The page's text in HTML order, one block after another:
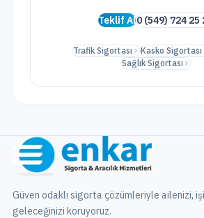
Teklif Al0 (549) 724 25
Trafik Sigortası Kasko Sigortası
Sağlık Sigortası
Güven odaklı sigorta çözümleriyle ailenizi,
geleceğinizi koruyoruz.